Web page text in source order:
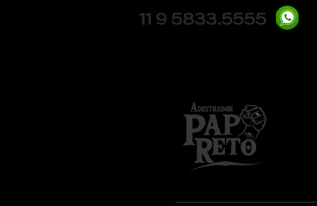
11 9 5833.5555